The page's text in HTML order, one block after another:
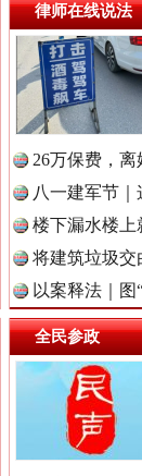
网.
网.
网.
网.
网.
高回报
生
律师在线说法
26万保费，离
八一建军节
楼下漏水楼上
将建筑垃圾交
以案释法｜图
全民参政